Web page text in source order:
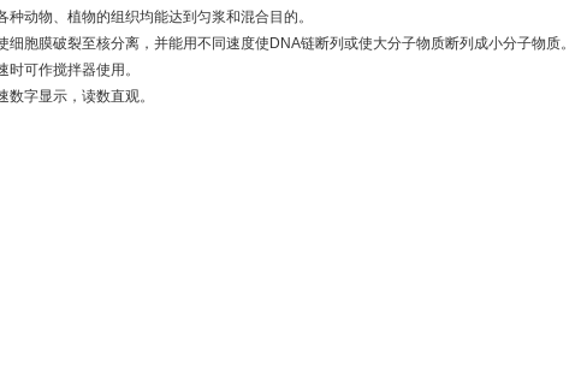
种动物、植物的组织均能达到匀浆和混合目的。
细胞膜破裂至核分离，并能用不同速度使DNA链断列或使大分子物质断列成小分子物质。
时可作搅拌器使用。
数字显示，读数直观。